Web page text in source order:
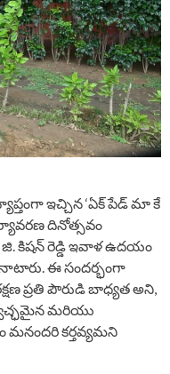
ఇచ్చిన ‘ఏక్ పేడ్ మా కే
దినోత్సవం
జి. కిషన్ రెడ్డి ఇవాళ ఉదయం
ఈ సందర్భంగా
ప్రతి పౌరుడి బాధ్యత అని,
మరియు
కర్తవ్యమని